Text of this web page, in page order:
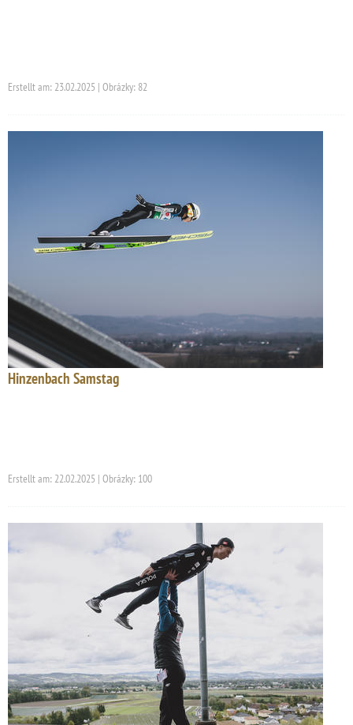
Erstellt am: 23.02.2025 | Obrázky: 82
Hinzenbach Samstag
Erstellt am: 22.02.2025 | Obrázky: 100